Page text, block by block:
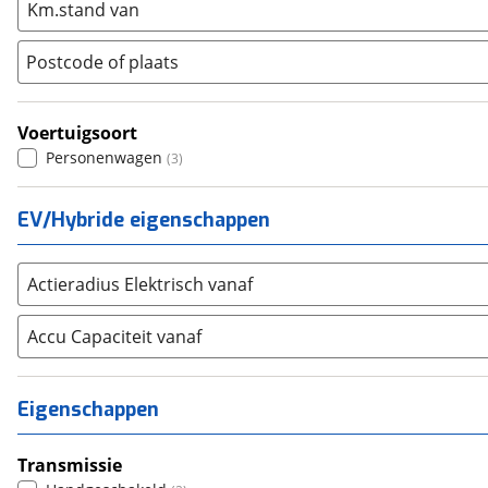
Nissan (543)
Opel (2444)
Peugeot ( 2794)
Renault (2711)
Seat (1024)
SKODA (611)
Suzuki
Toyota (3756)
Volvo (317 )
Alle merken
Abarth (15)
Aiways
Alfa Romeo
Alpina (
Km.stand van
Postcode of plaats
Voertuigsoort
Personenwagen (3)
EV/Hybride eigenschappen
Actieradius Elektrisch vanaf
Accu Capaciteit vanaf
Eigenschappen
Transmissie